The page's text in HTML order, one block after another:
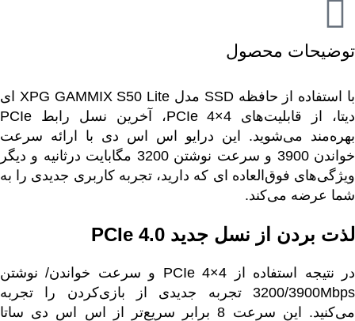
توضیحات محصول
با استفاده از حافظه SSD مدل XPG GAMMIX S50 Lite ای
دیتا، از قابلیت‌های PCIe 4×4، آخرین نسل رابط PCIe
بهره‌مند می‌شوید. این درایو اس اس دی با ارائه سرعت
خواندن 3900 و سرعت نوشتن 3200 مگابایت درثانیه و دیگر
ویژگی‌های فوق‌العاده ای که دارید، تجربه کاربری جدیدی را به
شما عرضه می‌کند.
لذت بردن از نسل جدید PCIe 4.0
در نتیجه استفاده از PCIe 4×4 و سرعت خواندن/ نوشتن
3200/3900Mbps تجربه جدیدی از بازی‌کردن را تجربه
می‌کنید. این سرعت 8 برابر سریع‌تر از اس اس دی ساتا